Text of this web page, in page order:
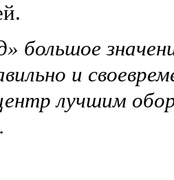
большое
и
лучшим